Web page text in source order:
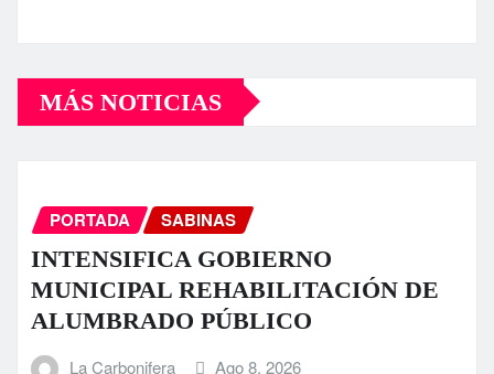
MÁS NOTICIAS
PORTADA SABINAS
INTENSIFICA GOBIERNO
MUNICIPAL REHABILITACIÓN DE
ALUMBRADO PÚBLICO
La Carbonifera Ago 8, 2026